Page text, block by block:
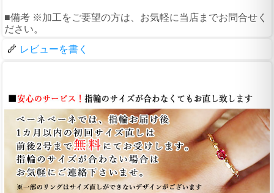
■備考 ※加工をご要望の方は、お気軽に当店までお問合せく
ださい。
レビューを書く